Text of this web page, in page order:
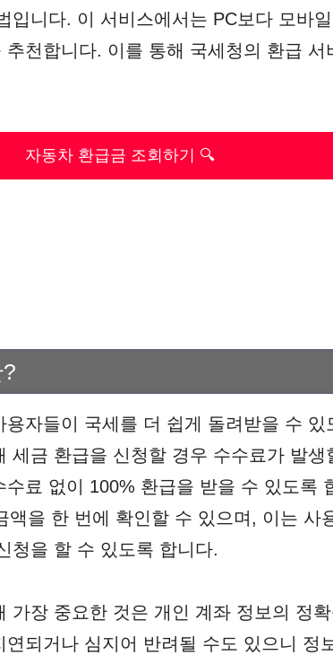
입니다. 이 서비스에서는 PC보다 모바
천합니다. 이를 통해 국세청의 환급 서
자동차 환급금 조회하기 🔍
자들이 국세를 더 쉽게 돌려받을 수 있
세금 환급을 신청할 경우 수수료가 발생
료 없이 100% 환급을 받을 수 있도록
을 한 번에 확인할 수 있으며, 이는 사
청을 할 수 있도록 합니다.
가장 중요한 것은 개인 계좌 정보의 정
되거나 심지어 반려될 수도 있으니 정